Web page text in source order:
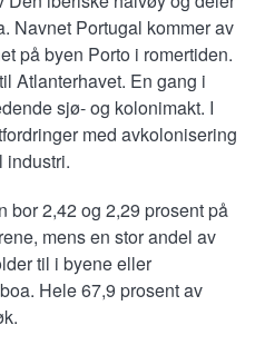
Navnet Portugal kommer av
på byen Porto i romertiden.
Atlanterhavet. En gang i
sjø- og kolonimakt. I
med avkolonisering
industri.
bor 2,42 og 2,29 prosent på
mens en stor andel av
til i byene eller
Hele 67,9 prosent av